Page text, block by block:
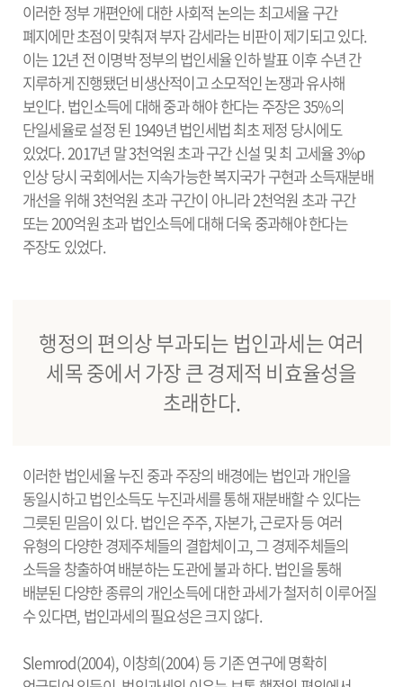
이러한 정부 개편안에 대한 사회적 논의는 최고세율 구간
폐지에만 초점이 맞춰져 부자 감세라는 비판이 제기되고 있다.
이는 12년 전 이명박 정부의 법인세율 인하 발표 이후 수년 간
지루하게 진행됐던 비생산적이고 소모적인 논쟁과 유사해
보인다. 법인소득에 대해 중과 해야 한다는 주장은 35%의
단일세율로 설정 된 1949년 법인세법 최초 제정 당시에도
있었다. 2017년 말 3천억원 초과 구간 신설 및 최 고세율 3%p
인상 당시 국회에서는 지속가능한 복지국가 구현과 소득재분배
개선을 위해 3천억원 초과 구간이 아니라 2천억원 초과 구간
또는 200억원 초과 법인소득에 대해 더욱 중과해야 한다는
주장도 있었다.
행정의 편의상 부과되는 법인과세는 여러
세목 중에서 가장 큰 경제적 비효율성을
초래한다.
이러한 법인세율 누진 중과 주장의 배경에는 법인과 개인을
동일시하고 법인소득도 누진과세를 통해 재분배할 수 있다는
그릇된 믿음이 있 다. 법인은 주주, 자본가, 근로자 등 여러
유형의 다양한 경제주체들의 결합체이고, 그 경제주체들의
소득을 창출하여 배분하는 도관에 불과 하다. 법인을 통해
배분된 다양한 종류의 개인소득에 대한 과세가 철저히 이루어질
수 있다면, 법인과세의 필요성은 크지 않다.
Slemrod(2004), 이창희(2004) 등 기존 연구에 명확히